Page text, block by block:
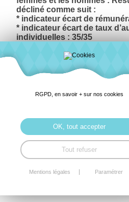
décliné comme suit :
* indicateur écart de
* indicateur écart de taux
individuelles : 35/35
* indicateur salarié ayant
au retour de congés
* indicateur salariés du sexe
parmi les 10 plus hautes
Déclaration
Engagement en faveur de
engageons à rendre notre
conformément à l'article 47 de
février 2005.
Cette déclaration
https://www.raphael.fr.
RGPD, en savoir + sur nos cookies
OK, tout accepter
Tout refuser
Mentions légales Paramétrer